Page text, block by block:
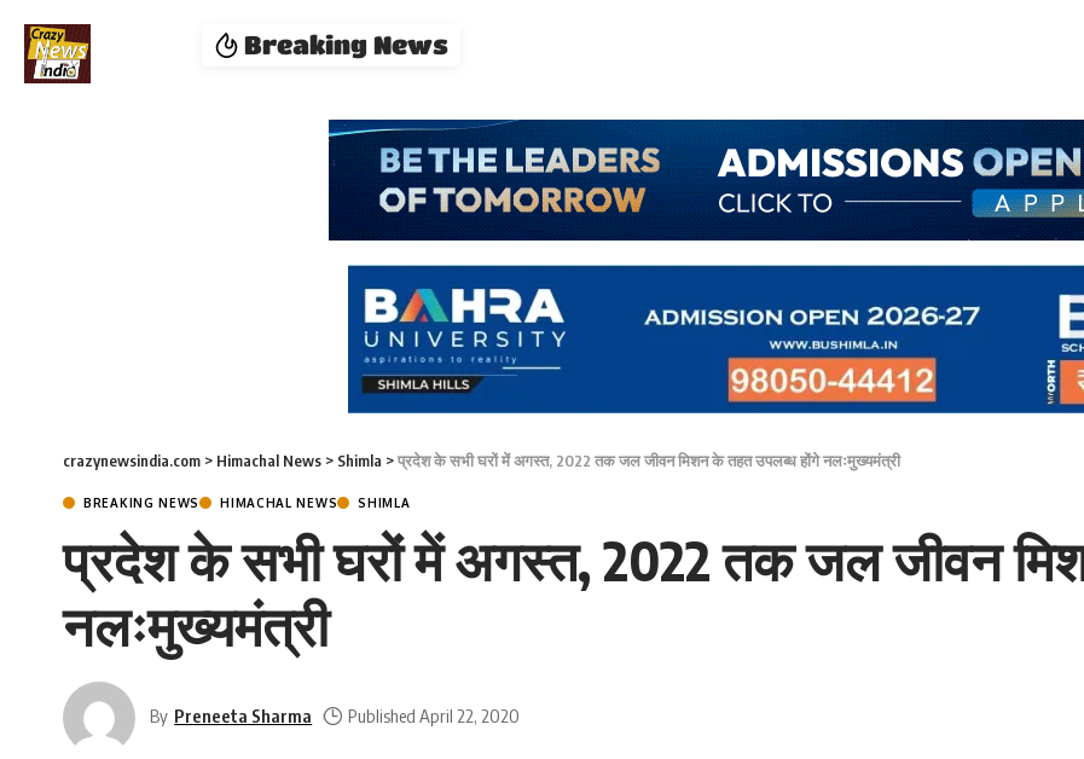
Breaking News
crazynewsindia.com > Himachal News > Shimla >प्रदेश के सभी घरों में अगस्त, 2022 तक जल जीवन मिशन के तहत उपलब्ध होंगे नलःमुख्यमंत्री
BREAKING NEWS HIMACHAL NEWS SHIMLA
प्रदेश के सभी घरों में अगस्त, 2022 तक जल जीवन
नलःमुख्यमंत्री
By Preneeta Sharma Published April 22, 2020